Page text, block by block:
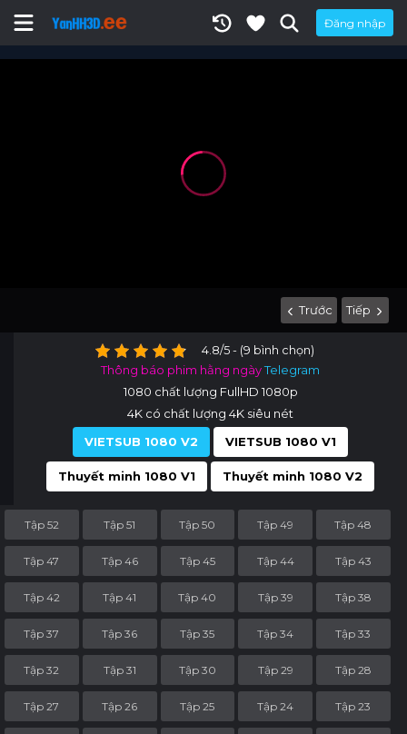
Đăng nhập
Trước Tiếp
4.8/5 - (9 bình chọn)
Thông báo phim hằng ngàyTelegram
1080 chất lượng FullHD 1080p
4K có chất lượng 4K siêu nét
VIETSUB 1080 V2
VIETSUB 1080 V1
Thuyết minh 1080 V1 Thuyết minh 1080 V2
Tập 52 Tập 51 Tập 50 Tập 49 Tập 48
Tập 47 Tập 46 Tập 45 Tập 44 Tập 43
Tập 42 Tập 41 Tập 40 Tập 39 Tập 38
Tập 37 Tập 36 Tập 35 Tập 34 Tập 33
Tập 32 Tập 31 Tập 30 Tập 29 Tập 28
Tập 27 Tập 26 Tập 25 Tập 24 Tập 23